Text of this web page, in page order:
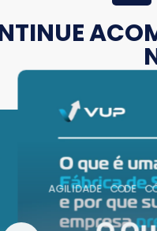
AGILIDADE